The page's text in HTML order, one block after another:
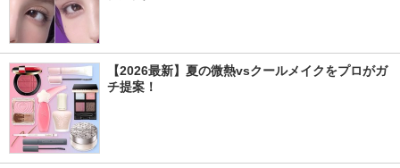
【2026最新】夏の微熱vsクールメイクをプロがガ
チ提案！